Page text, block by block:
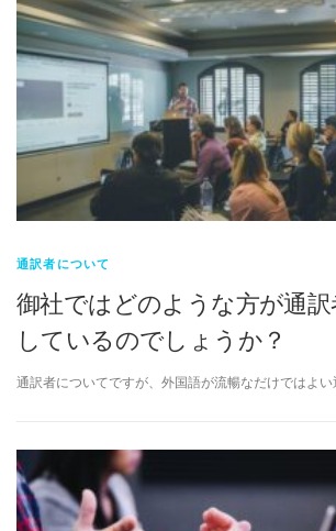
通訳者について
御社ではどのような方が通
しているのでしょうか？
通訳者についてですが、外国語が流暢なだけではよ